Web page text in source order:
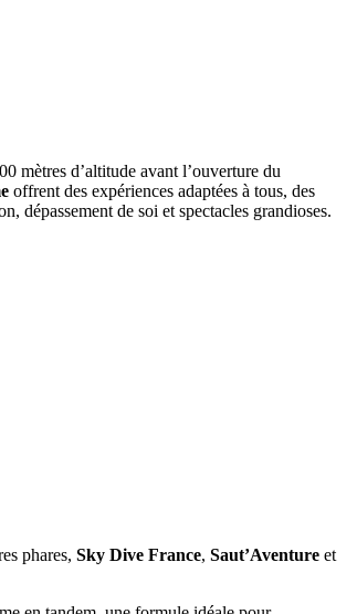
mètres d’altitude avant l’ouverture du
offrent des expériences adaptées à tous, des
dépassement de soi et spectacles grandioses.
phares, Sky Dive France, Saut’Aventure et